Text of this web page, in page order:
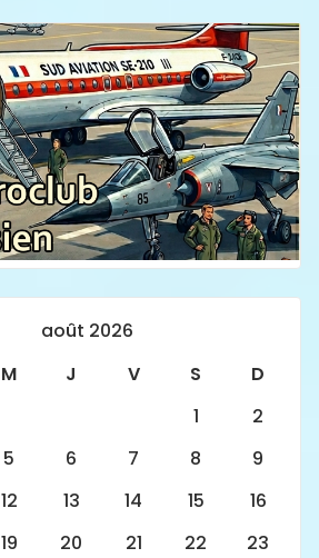
août 2026
M J V S
D
1
2
5 6 7 8
9
12 13 14 15
16
19 20 21 22
23